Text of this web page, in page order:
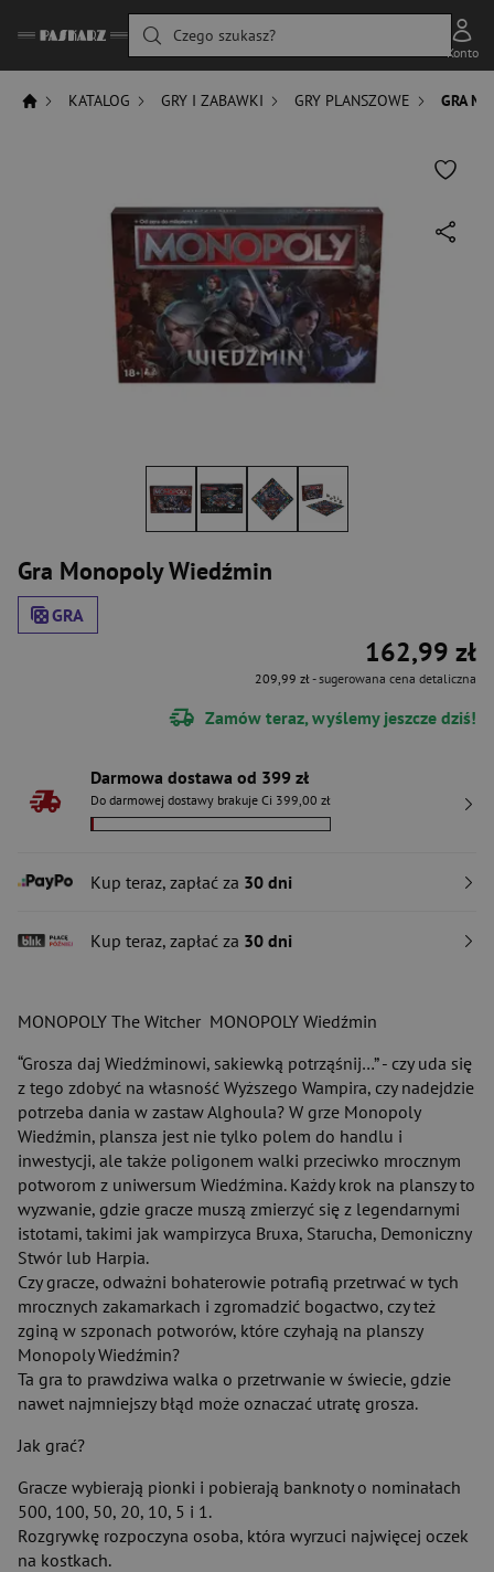
Czego szukasz?
Konto
KATALOG GRY I ZABAWKI GRY PLANSZOWE GRA
Gra Monopoly Wiedźmin
GRA
162,99 zł
209,99 zł- sugerowana cena detaliczna
Zamów teraz, wyślemy jeszcze dziś!
Darmowa dostawa od 399 zł
Do darmowej dostawy brakuje Ci 399,00 zł
Kup teraz, zapłać za 30 dni
Kup teraz, zapłać za 30 dni
MONOPOLY The Witcher MONOPOLY Wiedźmin
“Grosza daj Wiedźminowi, sakiewką potrząśnij…” - czy uda się
z tego zdobyć na własność Wyższego Wampira, czy nadejdzie
potrzeba dania w zastaw Alghoula? W grze Monopoly
Wiedźmin, plansza jest nie tylko polem do handlu i
inwestycji, ale także poligonem walki przeciwko mrocznym
potworom z uniwersum Wiedźmina. Każdy krok na planszy to
wyzwanie, gdzie gracze muszą zmierzyć się z legendarnymi
istotami, takimi jak wampirzyca Bruxa, Starucha, Demoniczny
Stwór lub Harpia.
Czy gracze, odważni bohaterowie potrafią przetrwać w tych
mrocznych zakamarkach i zgromadzić bogactwo, czy też
zginą w szponach potworów, które czyhają na planszy
Monopoly Wiedźmin?
Ta gra to prawdziwa walka o przetrwanie w świecie, gdzie
nawet najmniejszy błąd może oznaczać utratę grosza.
Jak grać?
Gracze wybierają pionki i pobierają banknoty o nominałach
500, 100, 50, 20, 10, 5 i 1.
Rozgrywkę rozpoczyna osoba, która wyrzuci najwięcej oczek
na kostkach.